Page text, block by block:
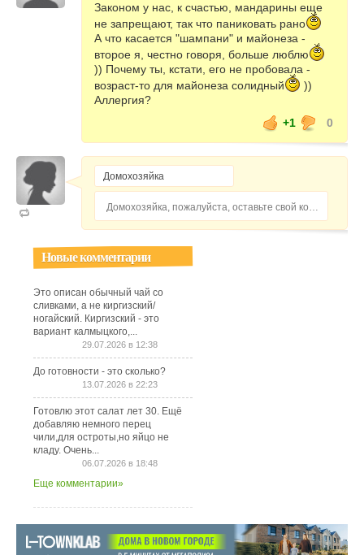
Законом у нас, к счастью, мандарины еще
не запрещают, так что паниковать рано
А что касается "шампани" и майонеза -
второе я, честно говоря, больше люблю
)) Почему ты, кстати, его не пробовала -
возраст-то для майонеза солидный
))
Аллергия?
+1
0
Домохозяйка, пожалуйста, оставьте свой комментарий...
Новые комментарии
Это описан обычный чай со
сливками, а не киргизский/
ногайский. Киргизский - это
вариант калмыцкого,...
29.07.2026 в 12:38
До готовности - это сколько?
13.07.2026 в 22:23
Готовлю этот салат лет 30. Ещё
добавляю немного перец
чили,для остроты,но яйцо не
кладу. Очень...
06.07.2026 в 18:48
Еще комментарии»